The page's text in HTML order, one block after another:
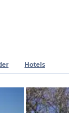
Hotels